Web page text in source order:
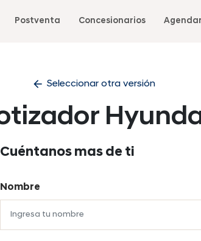
Postventa Concesionarios
arrow_back Seleccionar otra versión
Cuéntanos mas de ti
Nombre